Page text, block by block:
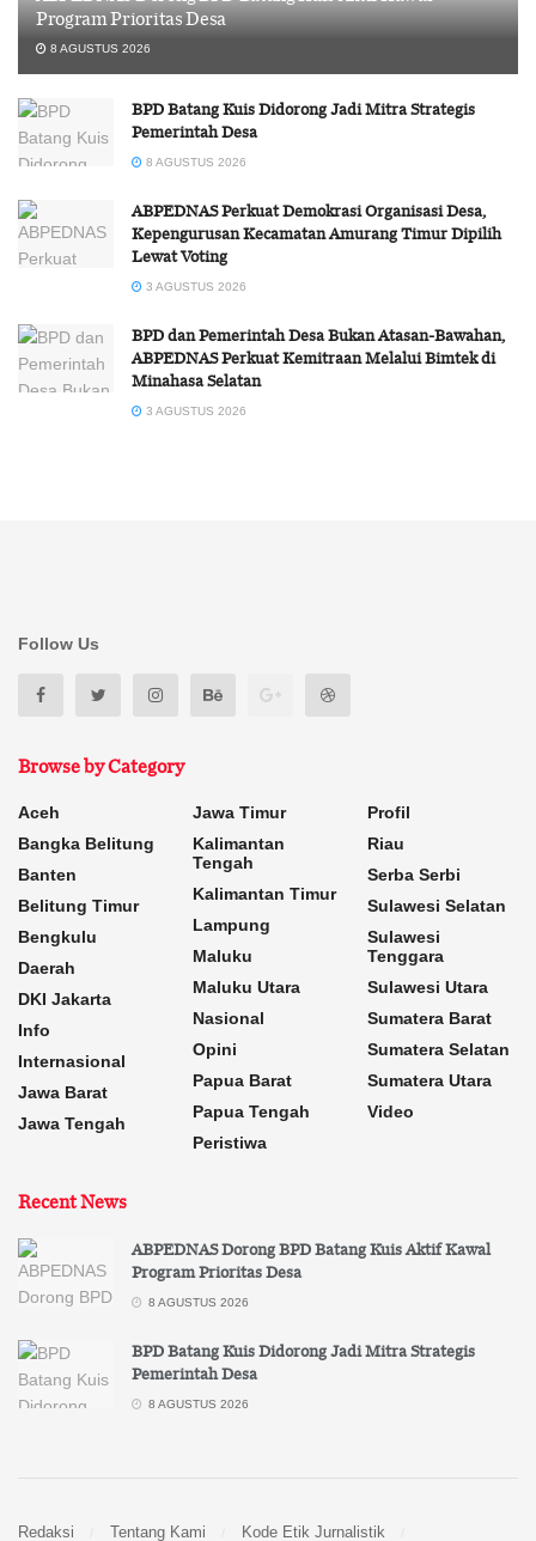
Program Prioritas Desa
8 AGUSTUS 2026
BPD Batang Kuis Didorong Jadi Mitra Strategis
Pemerintah Desa
8 AGUSTUS 2026
ABPEDNAS Perkuat Demokrasi Organisasi Desa,
Kepengurusan Kecamatan Amurang Timur Dipilih
Lewat Voting
3 AGUSTUS 2026
BPD dan Pemerintah Desa Bukan Atasan-Bawahan,
ABPEDNAS Perkuat Kemitraan Melalui Bimtek di
Minahasa Selatan
3 AGUSTUS 2026
Follow Us
Browse by Category
Aceh
Bangka Belitung
Banten
Belitung Timur
Bengkulu
Daerah
DKI Jakarta
Info
Internasional
Jawa Barat
Jawa Tengah
Jawa Timur
Kalimantan
Tengah
Kalimantan Timur
Lampung
Maluku
Maluku Utara
Nasional
Opini
Papua Barat
Papua Tengah
Peristiwa
Profil
Riau
Serba Serbi
Sulawesi Selatan
Sulawesi
Tenggara
Sulawesi Utara
Sumatera Barat
Sumatera Selatan
Sumatera Utara
Video
Recent News
ABPEDNAS Dorong BPD Batang Kuis Aktif Kawal
Program Prioritas Desa
8 AGUSTUS 2026
BPD Batang Kuis Didorong Jadi Mitra Strategis
Pemerintah Desa
8 AGUSTUS 2026
Redaksi Tentang Kami Kode Etik Jurnalistik